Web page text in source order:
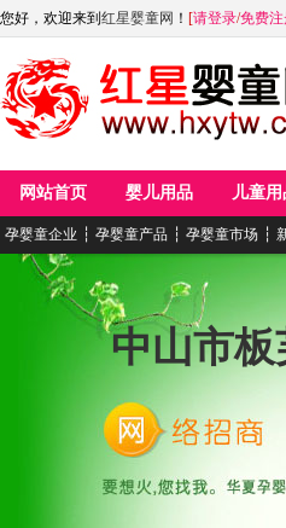
您好，欢迎来到 红星婴童网 ！ [请登录/免费
网站首页 婴儿用品 儿童用
孕婴童企业 ┆ 孕婴童产品 ┆ 孕婴童市场 ┆
中山市